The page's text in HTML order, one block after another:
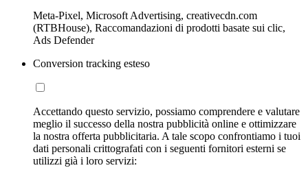
Meta-Pixel, Microsoft Advertising, creativecdn.com
(RTBHouse), Raccomandazioni di prodotti basate sui clic,
Ads Defender
Conversion tracking esteso
Accettando questo servizio, possiamo comprendere e valutare
meglio il successo della nostra pubblicità online e ottimizzare
la nostra offerta pubblicitaria. A tale scopo confrontiamo i tuoi
dati personali crittografati con i seguenti fornitori esterni se
utilizzi già i loro servizi: